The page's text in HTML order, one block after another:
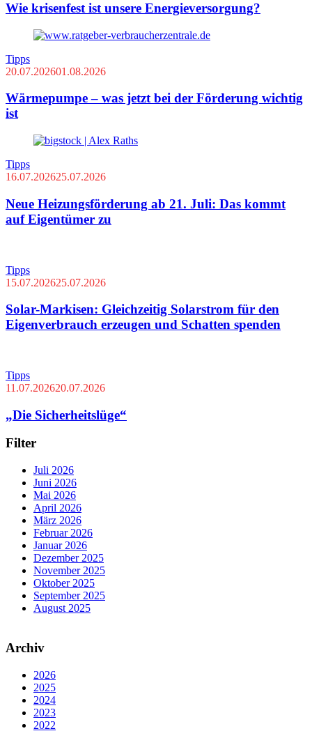
Wie krisenfest ist unsere Energieversorgung?
Tipps
20.07.202601.08.2026
Wärmepumpe – was jetzt bei der Förderung wichtig
ist
Tipps
16.07.202625.07.2026
Neue Heizungsförderung ab 21. Juli: Das kommt
auf Eigentümer zu
Tipps
15.07.202625.07.2026
Solar-Markisen: Gleichzeitig Solarstrom für den
Eigenverbrauch erzeugen und Schatten spenden
Tipps
11.07.202620.07.2026
„Die Sicherheitslüge“
Filter
Juli 2026
Juni 2026
Mai 2026
April 2026
März 2026
Februar 2026
Januar 2026
Dezember 2025
November 2025
Oktober 2025
September 2025
August 2025
Archiv
2026
2025
2024
2023
2022